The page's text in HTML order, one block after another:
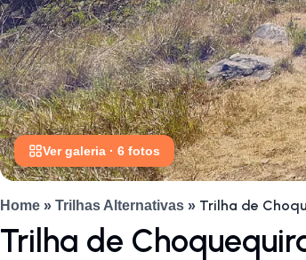
Ver galeria · 6 fotos
Home » Trilhas Alternativas » Trilha de
Trilha de